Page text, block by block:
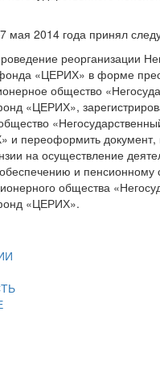
мая 2014 года принял
реорганизации
«ЦЕРИХ» в форме
общество
«ЦЕРИХ»,
и переоформить
на осуществление
и пенсионному
общества
«ЦЕРИХ».